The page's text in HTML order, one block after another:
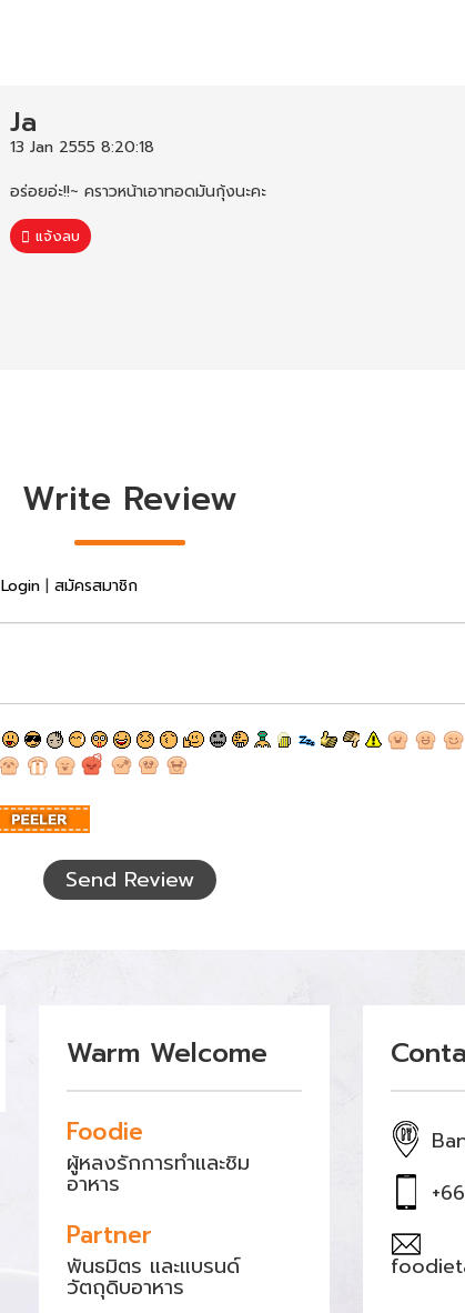
Ja
13 Jan 2555 8:20:18
อร่อยอ่ะ!!~ คราวหน้าเอาทอดมันกุ้งนะคะ
แจ้งลบ
Write Review
Login | สมัครสมาชิก
Send Review
Warm Welcome
Foodie
ผู้หลงรักการทำและชิม
อาหาร
Partner
พันธมิตร และแบรนด์
วัตถุดิบอาหาร